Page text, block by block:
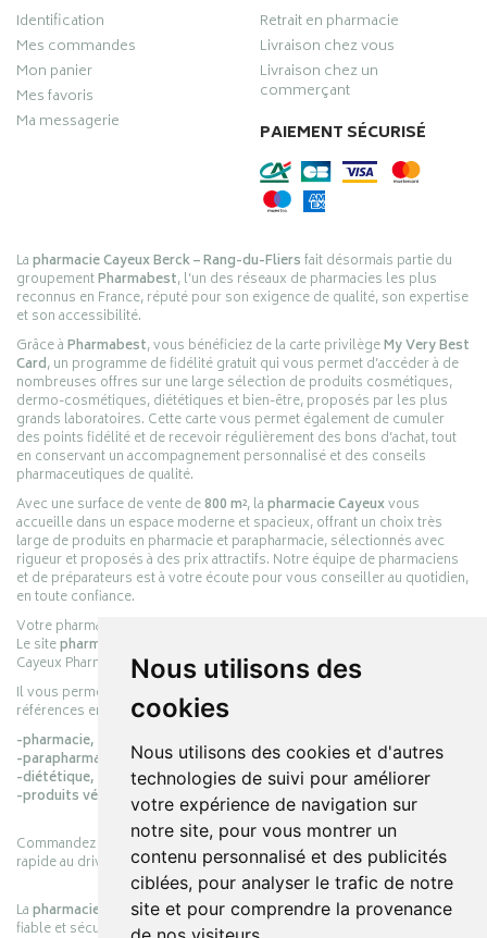
Nous utilisons des
cookies
Nous utilisons des cookies et d'autres
technologies de suivi pour améliorer
votre expérience de navigation sur
notre site, pour vous montrer un
contenu personnalisé et des publicités
ciblées, pour analyser le trafic de notre
site et pour comprendre la provenance
Identification
Mes commandes
Mon panier
Mes favoris
Ma messagerie
Retrait en pharmacie
Livraison chez vous
Livraison chez un
commerçant
PAIEMENT SÉCURISÉ
Lapharmacie Cayeux Berck – Rang-du-Fliersfait désormais partie du
groupementPharmabest, l’un des réseaux de pharmacies les plus
reconnus en France, réputé pour son exigence de qualité, son expertise
et son accessibilité.
Grâce àPharmabest, vous bénéficiez de la carte privilègeMy Very Best
Card, un programme de fidélité gratuit qui vous permet d’accéder à de
nombreuses offres sur une large sélection de produits cosmétiques,
dermo-cosmétiques, diététiques et bien-être, proposés par les plus
grands laboratoires. Cette carte vous permet également de cumuler
des points fidélité et de recevoir régulièrement des bons d’achat, tout
en conservant un accompagnement personnalisé et des conseils
pharmaceutiques de qualité.
Avec une surface de vente de800 m², lapharmacie Cayeuxvous
accueille dans un espace moderne et spacieux, offrant un choix très
large de produits en pharmacie et parapharmacie, sélectionnés avec
rigueur et proposés à des prix attractifs. Notre équipe de pharmaciens
et de préparateurs est à votre écoute pour vous conseiller au quotidien,
en toute confiance.
Votre pharmacie en ligne :
Le sitepharmacie-cayeux.fr
Cayeux Pharmabest Berck-sur-Mer – Rang-du-Fliers.
Il vous permet de réaliser vos achats en ligne parmi des milliers de
références en :
-pharmacie,
-parapharmacie,
-diététique,
-produits vétérinaires.
Commandez simplement vos produits en ligne et choisissez le retrait
rapide au drive ou la livraison à domicile, en toute simplicité.
Lapharmacie Cayeuxs’engage à vous offrir une expérience pratique,
fiable et sécurisée, en officine comme en ligne, au service de votre